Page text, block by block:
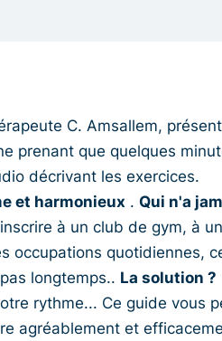
C. Amsallem,
prenant que quelques
décrivant les exercices.
et harmonieux . Qui n'a
à un club de gym, à
occupations quotidiennes,
longtemps.. La solution ?
rythme... Ce guide vous
agréablement et